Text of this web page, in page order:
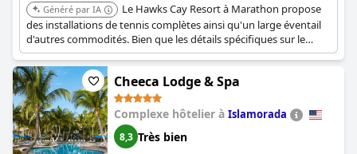
Généré par IA
Le Hawks Cay Resort à Marathon propose
des installations de tennis complètes ainsi qu'un large éventail
d'autres commodités. Bien que les détails spécifiques sur le
nombre de courts ne soient pas fournis dans le contexte
immédiat, le complexe est réputé pour ses vastes offres
récréatives, ce qui le rend adapté aux amateurs de tennis.
Cheeca Lodge & Spa
Complexe hôtelier à Islamorada
8,3 Très bien